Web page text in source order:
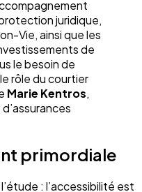
juridique,
Vie, ainsi que les
de
le besoin de
rôle du courtier
Marie Kentros,
primordiale
: l’accessibilité est